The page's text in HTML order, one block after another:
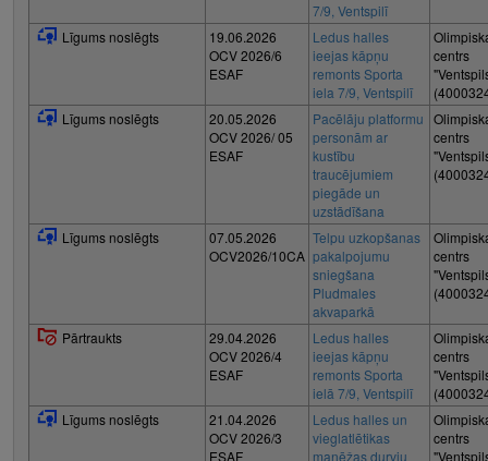
7/9, Ventspilī
Līgums noslēgts
19.06.2026
OCV 2026/6
ESAF
Ledus halles
ieejas kāpņu
remonts Sporta
iela 7/9, Ventspilī
centrs
Līgums noslēgts
20.05.2026
OCV 2026/ 05
ESAF
Pacēlāju platformu
personām ar
kustību
traucējumiem
piegāde un
uzstādīšana
centrs
Līgums noslēgts
07.05.2026
OCV2026/10CA
Telpu uzkopšanas
pakalpojumu
sniegšana
Pludmales
akvaparkā
centrs
Pārtraukts
29.04.2026
OCV 2026/4
ESAF
Ledus halles
ieejas kāpņu
remonts Sporta
ielā 7/9, Ventspilī
centrs
Līgums noslēgts
21.04.2026
OCV 2026/3
ESAF
Ledus halles un
vieglatlētikas
manēžas durvju
centrs